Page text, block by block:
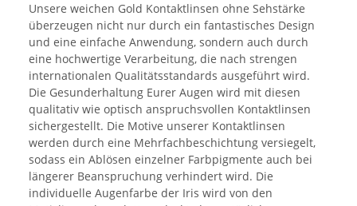
Unsere weichen Gold Kontaktlinsen ohne Sehstärke
überzeugen nicht nur durch ein fantastisches Design
und eine einfache Anwendung, sondern auch durch
eine hochwertige Verarbeitung, die nach strengen
internationalen Qualitätsstandards ausgeführt wird.
Die Gesunderhaltung Eurer Augen wird mit diesen
qualitativ wie optisch anspruchsvollen Kontaktlinsen
sichergestellt. Die Motive unserer Kontaktlinsen
werden durch eine Mehrfachbeschichtung versiegelt,
sodass ein Ablösen einzelner Farbpigmente auch bei
längerer Beanspruchung verhindert wird. Die
individuelle Augenfarbe der Iris wird von den